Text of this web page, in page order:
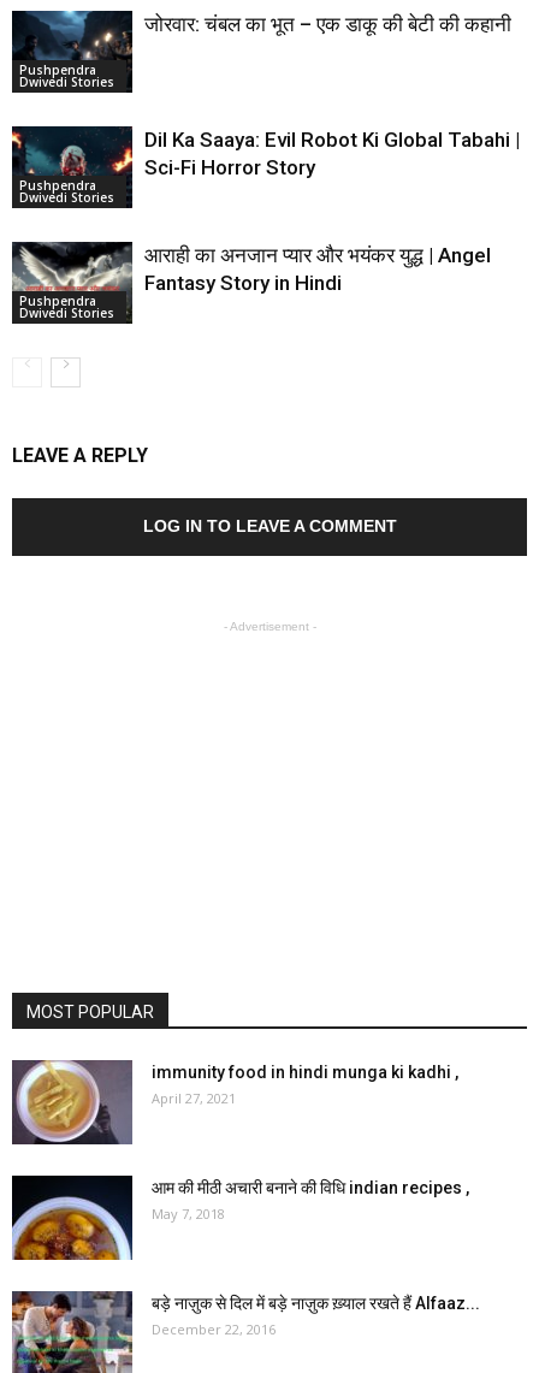
Pushpendra
Dwivedi Stories
जोरवार: चंबल का भूत – एक डाकू की बेटी की कहानी
Pushpendra
Dwivedi Stories
Dil Ka Saaya: Evil Robot Ki Global Tabahi |
Sci-Fi Horror Story
Pushpendra
Dwivedi Stories
आराही का अनजान प्यार और भयंकर युद्ध | Angel
Fantasy Story in Hindi
LEAVE A REPLY
LOG IN TO LEAVE A COMMENT
- Advertisement -
MOST POPULAR
immunity food in hindi munga ki kadhi ,
April 27, 2021
आम की मीठी अचारी बनाने की विधि indian recipes ,
May 7, 2018
बड़े नाज़ुक से दिल में बड़े नाज़ुक ख़्याल रखते हैं Alfaaz...
December 22, 2016